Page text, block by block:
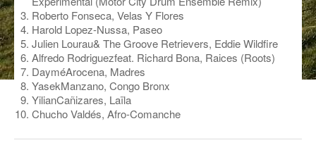
ANCIENNES ÉMISSIONS
Roberto Fonseca, Velas Y Flores
Harold Lopez-Nussa, Paseo
Julien Lourau& The Groove Retrievers, Eddie Wildfire
Alfredo Rodriguezfeat. Richard Bona, Raices (Roots)
DayméArocena, Madres
YasekManzano, Congo Bronx
YilianCañizares, Laïla
Chucho Valdés, Afro-Comanche